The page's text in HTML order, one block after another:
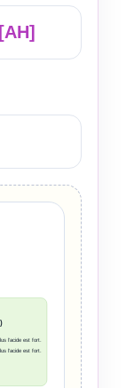
l’acide est fort.
l’acide est fort.